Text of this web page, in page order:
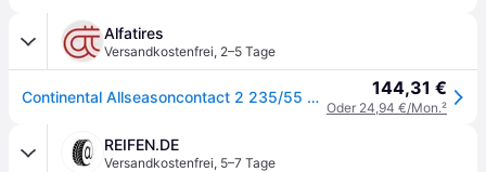
Alfatires
Versandkostenfrei, 2–5 Tage
Continental Allseasoncontact 2 235/55 R17 103V XL Ganzjahresreifen 144,31 €
Oder 24,94 €/Mon.²
REIFEN.DE
Versandkostenfrei, 5–7 Tage